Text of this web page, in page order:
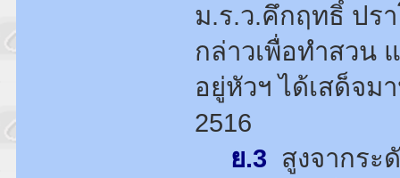
ม.ร.ว.คึกฤทธิ์ ปร
กล่าวเพื่อทำสวน
อยู่หัวฯ ได้เสด็จม
2516
ย.3 สูงจากระ